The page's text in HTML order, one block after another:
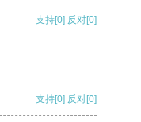
支持[0] 反对[0]
支持[0] 反对[0]